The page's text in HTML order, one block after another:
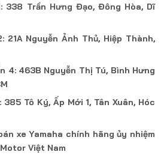
338 Trần Hưng Đạo, Đông Hòa, Dĩ
21A Nguyễn Ảnh Thủ, Hiệp Thành,
4: 463B Nguyễn Thị Tú, Bình Hưng
Tô Ký, Ấp Mới 1, Tân Xuân, Hóc
xe Yamaha chính hãng ủy nhiệm
Việt Nam